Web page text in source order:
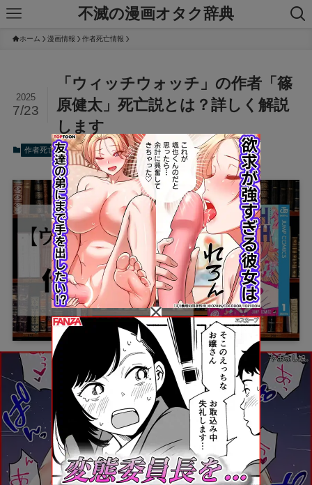
不滅の漫画オタク辞典
ホーム 漫画情報 作者死亡情報
「ウィッチウォッチ」の作者「篠
原健太」死亡説とは？詳しく解説
します
2025
7/23
作者死亡情報 2025年7月23日